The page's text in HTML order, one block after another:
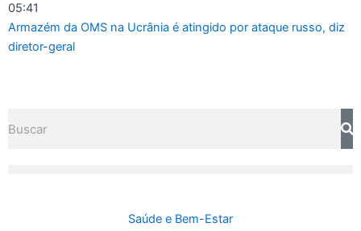
05:41
Armazém da OMS na Ucrânia é atingido por ataque russo, diz
diretor-geral
Saúde e Bem-Estar